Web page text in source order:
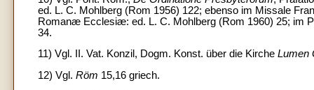
ed. L. C. Mohlberg (Rom 1956) 122; ebenso im Missale
Romanæ Ecclesiæ: ed. L. C. Mohlberg (Rom 1960) 25; im
34.
11) Vgl. II. Vat. Konzil, Dogm. Konst. über die Kirche Lumen
12) Vgl. Röm 15,16 griech.